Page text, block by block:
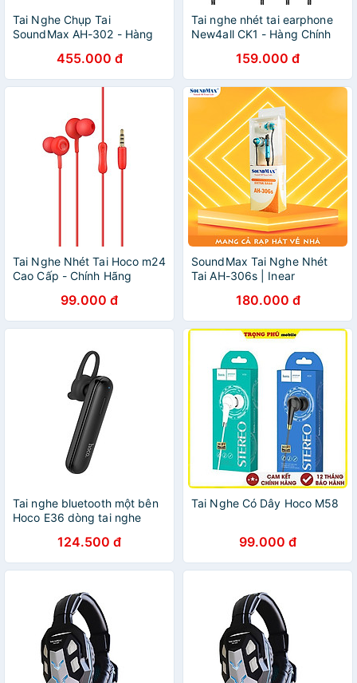
Tai Nghe Chụp Tai
SoundMax AH-302 - Hàng
455.000 đ
Tai nghe nhét tai earphone
New4all CK1 - Hàng Chính
159.000 đ
Tai Nghe Nhét Tai Hoco m24
Cao Cấp - Chính Hãng
99.000 đ
SoundMax Tai Nghe Nhét
Tai AH-306s | Inear
AH306S | Tăng Cường Bass,
Thiết Kế In-Ear, 2 Củ Tai
Nhỏ, Đệm Mút Silicon, Jack
Cắm 3.5mm, Dây Cáp Bọc
Dù Chắc Chắn, Bảo Hành 12
Tháng - Hàng Chính Hãng
180.000 đ
Tai nghe bluetooth một bên
Hoco E36 dòng tai nghe
rảnh tay - Hàng chính hãng
124.500 đ
Tai Nghe Có Dây Hoco M58
99.000 đ